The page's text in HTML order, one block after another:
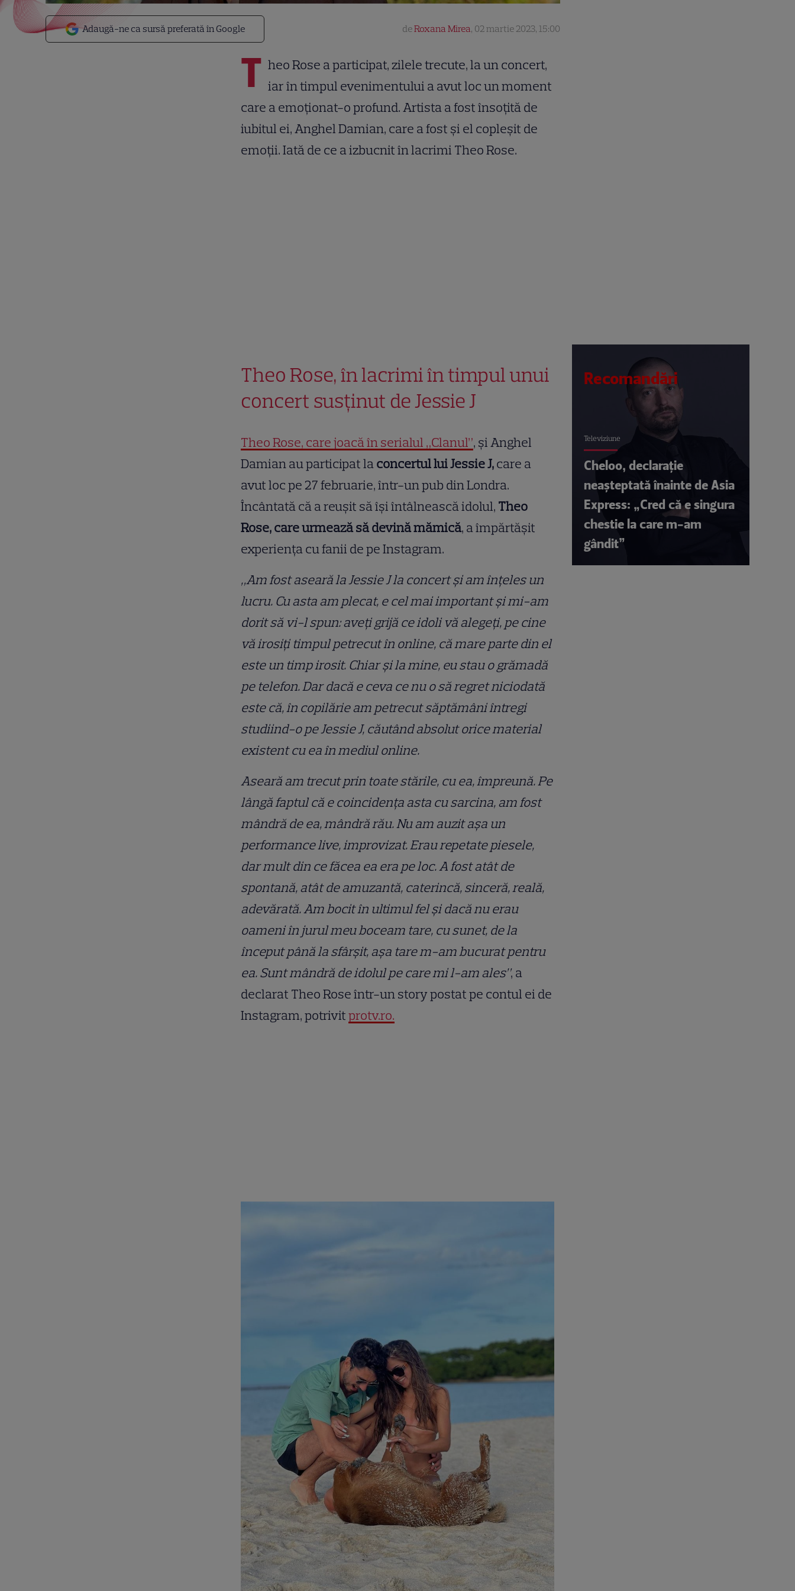
Adaugă-ne ca sursă preferată în Google deRoxana Mirea, 02 martie 2023, 15:00
T heo Rose a participat, zilele trecute, la un concert,
iar în timpul evenimentului a avut loc un moment
care a emoționat-o profund. Artista a fost însoțită de
iubitul ei, Anghel Damian, care a fost și el copleșit de
emoții. Iată de ce a izbucnit în lacrimi Theo Rose.
Theo Rose, în lacrimi în timpul unui
concert susținut de Jessie J
Theo Rose, care joacă în serialul „Clanul”, și Anghel
Damian au participat laconcertul lui Jessie J,care a
avut loc pe 27 februarie, într-un pub din Londra.
Încântată că a reușit să își întâlnească idolul, Theo
Rose, care urmează să devină mămică, a împărtășit
experiența cu fanii de pe Instagram.
„Am fost aseară la Jessie J la concert și am înțeles un
lucru. Cu asta am plecat, e cel mai important și mi-am
dorit să vi-l spun: aveți grijă ce idoli vă alegeți, pe cine
vă irosiți timpul petrecut în online, că mare parte din el
este un timp irosit. Chiar și la mine, eu stau o grămadă
pe telefon. Dar dacă e ceva ce nu o să regret niciodată
este că, în copilărie am petrecut săptămâni întregi
studiind-o pe Jessie J, căutând absolut orice material
existent cu ea în mediul online.
Aseară am trecut prin toate stările, cu ea, împreună. Pe
lângă faptul că e coincidența asta cu sarcina, am fost
mândră de ea, mândră rău. Nu am auzit așa un
performance live, improvizat. Erau repetate piesele,
dar mult din ce făcea ea era pe loc. A fost atât de
spontană, atât de amuzantă, caterincă, sinceră, reală,
adevărată. Am bocit în ultimul fel și dacă nu erau
oameni în jurul meu boceam tare, cu sunet, de la
început până la sfârșit, așa tare m-am bucurat pentru
ea. Sunt mândră de idolul pe care mi l-am ales”, a
declarat Theo Rose într-un story postat pe contul ei de
Instagram, potrivitprotv.ro.
Recomandări
Televiziune
Cheloo, declarație
neașteptată înainte de Asia
Express: „Cred că e singura
chestie la care m-am
gândit”